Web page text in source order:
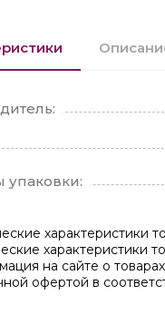
упаковки:
характеристики
характеристики
на сайте о
офертой в